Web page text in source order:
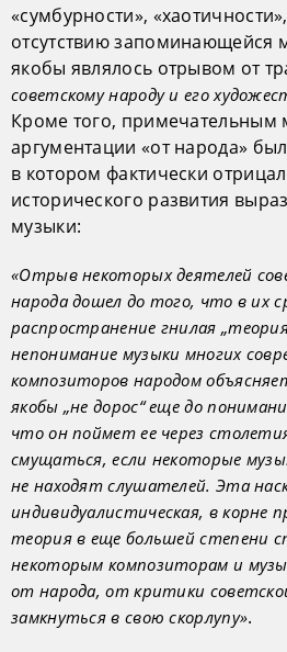
«сумбурности»,
отсутствию запоминающейся
якобы являлось отрывом от
советскому народу и его
Кроме того, примечательным
аргументации «от народа»
в котором фактически
исторического развития
музыки:
«Отрыв некоторых деятелей
народа дошел до того, что в их
распространение гнилая
непонимание музыки многих
композиторов народом
якобы „не дорос“ еще до
что он поймет ее через
смущаться, если некоторые
не находят слушателей. Эта
индивидуалистическая, в корне
теория в еще большей степени
некоторым композиторам и
от народа, от критики
замкнуться в свою скорлупу».